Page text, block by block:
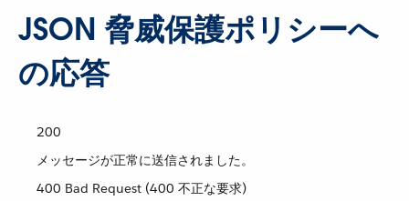
JSON 脅威保護ポリシーへ
の応答
200
メッセージが正常に送信されました。
400 Bad Request (400 不正な要求)